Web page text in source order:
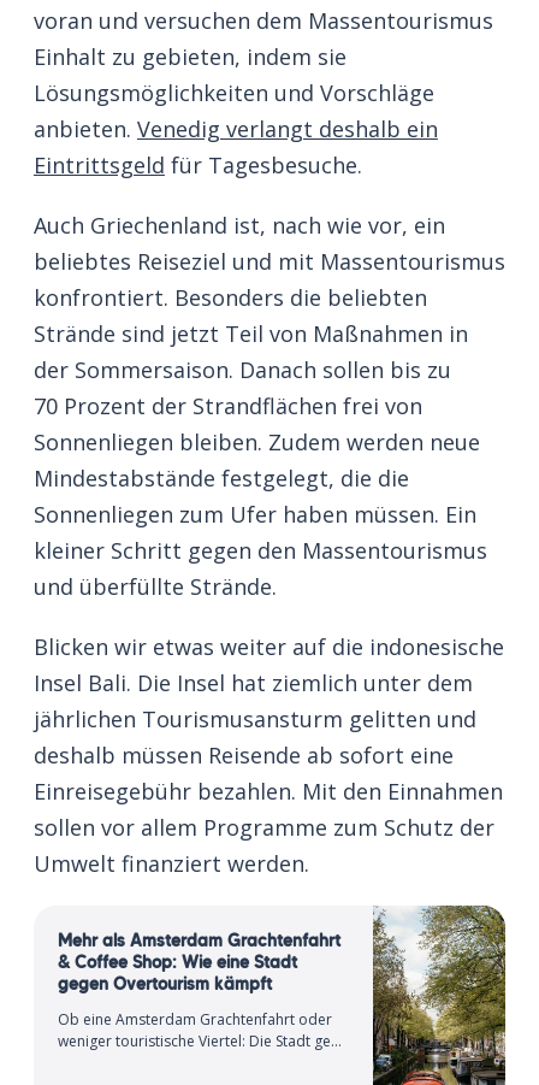
voran und versuchen dem Massentourismus
Einhalt zu gebieten, indem sie
Lösungsmöglichkeiten und Vorschläge
anbieten. Venedig verlangt deshalb ein
Eintrittsgeld für Tagesbesuche.
Auch Griechenland ist, nach wie vor, ein
beliebtes Reiseziel und mit Massentourismus
konfrontiert. Besonders die beliebten
Strände sind jetzt Teil von Maßnahmen in
der Sommersaison. Danach sollen bis zu
70 Prozent der Strandflächen frei von
Sonnenliegen bleiben. Zudem werden neue
Mindestabstände festgelegt, die die
Sonnenliegen zum Ufer haben müssen. Ein
kleiner Schritt gegen den Massentourismus
und überfüllte Strände.
Blicken wir etwas weiter auf die indonesische
Insel Bali. Die Insel hat ziemlich unter dem
jährlichen Tourismusansturm gelitten und
deshalb müssen Reisende ab sofort eine
Einreisegebühr bezahlen. Mit den Einnahmen
sollen vor allem Programme zum Schutz der
Umwelt finanziert werden.
Mehr als Amsterdam Grachtenfahrt
& Coffee Shop: Wie eine Stadt
gegen Overtourism kämpft
Ob eine Amsterdam Grachtenfahrt oder
weniger touristische Viertel: Die Stadt geht